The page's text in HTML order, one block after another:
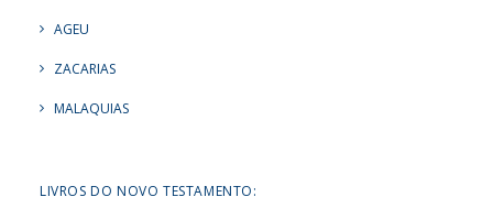
AGEU
ZACARIAS
MALAQUIAS
LIVROS DO NOVO TESTAMENTO: